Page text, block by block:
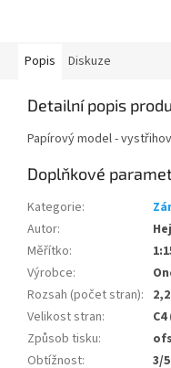
Popis Diskuze
Detailní popis
Papírový model -
Doplňkové
Kategorie:
Autor:
Měřítko:
Výrobce:
Rozsah (počet stran): 2,2
Velikost stran:
Způsob tisku:
Obtížnost: 3/5